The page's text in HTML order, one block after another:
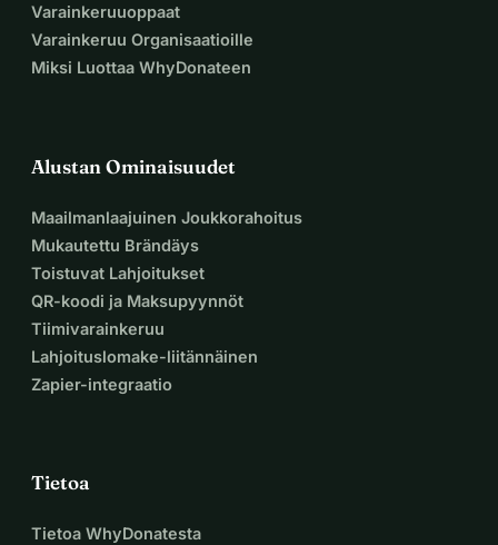
Varainkeruuoppaat
Varainkeruu Organisaatioille
Miksi Luottaa WhyDonateen
Alustan Ominaisuudet
Maailmanlaajuinen Joukkorahoitus
Mukautettu Brändäys
Toistuvat Lahjoitukset
QR-koodi ja Maksupyynnöt
Tiimivarainkeruu
Lahjoituslomake-liitännäinen
Zapier-integraatio
Tietoa
Tietoa WhyDonatesta